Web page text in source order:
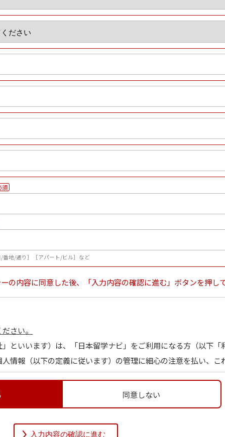
須
/番地/通り］［アパート/ビル］など
の内容に同意した後、「入力内容の確認に進む」ボタンを押し
さい。
といいます）は、「日本留学ナビ」をご利用になる方（以下「
情報（以下の定義に従います）の管理に細心の注意を払い、こ
をいいます。また、その情報のみでは識別できない場合でも、
同意しない